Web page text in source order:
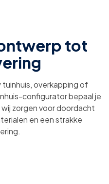
tot
overkapping of
configurator bepaal je
zorgen voor doordacht
en een strakke